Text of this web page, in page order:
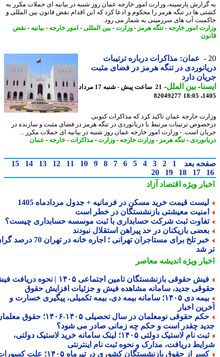
پارسینه، وزارت امور خارجه عمان روز شنبه در بیانیه ای حملات مکرر به
ها در تنگه هرمز را محکوم و ادعا کرد که این اقدام نقض قانون بین المللی و
آب های سرزمینی به شمار می رود.
امور خارجه-تنگه هرمز- وزارت - بین المللی-امور خارجه-بیانیه-نقض
عمان: مذاکرات درباره ترتیبات
در تنگه هرمز در فضای مثبت
دارد
-بین الملل-
21 ساعت پیش - شنبه 17 مرداد
82049277
خارجه عمان تاکید کرد که مذاکرات کنونی
ترتیبات مرتبط با دریانوردی در تنگه هرمز در فضای مثبت و سازنده در
است. - وزارت امور خارجه عمان روز شنبه در بیانیه ای حملات مکرر ...
-تنگه هرمز- وزارت خارجه-وزارت - مذاکرات- خارجه-عمان
بعد 1
2
3
4
5
6
7
8
9
10
11
12
13
14
15
17
18
19
20
ویژهاقتصاد آزاد
قیمت خرید مسکن در فرمانیه + جدول مردادماه 1405
معیشتی بازنشستگان در خطر است
ثبت شرکت حسابداری با ثبت موسسه حسابداری چیست؟
بازیکنان در حد پیراهن استقلال نبودند
خبر تلخ برای مستاجران تهرانی ؛ اجاره خانه در تهران 70 درصد گران
شد
ویژهاندیشه معاصر
فیش حقوقی بازنشستگان تامین اجتماعی ۱۴۰۵ | نحوه دریافت فیش
جدید، سامانه مشاهده فیش و جزئیات افزایش حقوق
بیمه دی ۱۴۰۵؛ سامانه بیمه دی، بیمه تکمیلی، پیگیری خسارت و
اخبار
حکم حقوقی نومعلمان در سال تحصیلی ۱۴۰۵-۱۴۰۶؛ حقوق معلمان
چقدر است و حکم چه زمانی صادر می شود؟
ثبت نام لاستیک دولتی ۱۴۰۵؛ لینک سامانه خرید لاستیک دولتی،
دریافت، مدارک و نحوه ثبت نام اینترنتی
کسر از حقوق بازنشستگان کشوری در تیرماه ۱۴۰۵؛ علت کسورات